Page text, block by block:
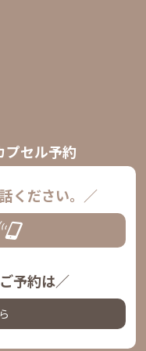
プセル予約
ください。／
予約は／